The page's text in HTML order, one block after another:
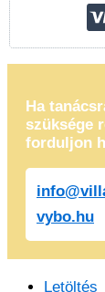
Ha
szüksége
forduljon
vybo.hu
Letöltés